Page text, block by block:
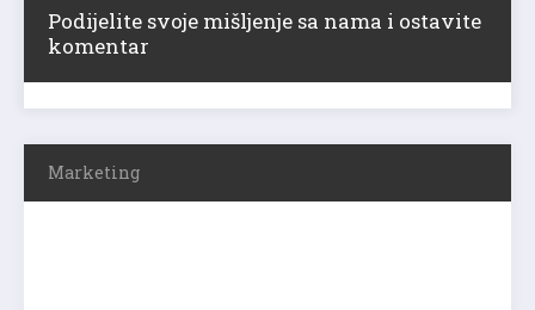
Podijelite svoje mišljenje sa nama i ostavite
komentar
Marketing